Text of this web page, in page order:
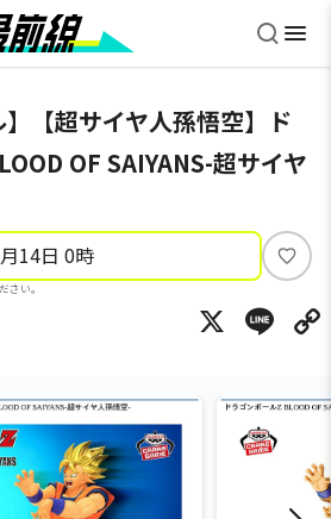
】【超サイヤ人孫悟空】ド
OF SAIYANS-超サイヤ
14日 0時
さい。
い
ね
X